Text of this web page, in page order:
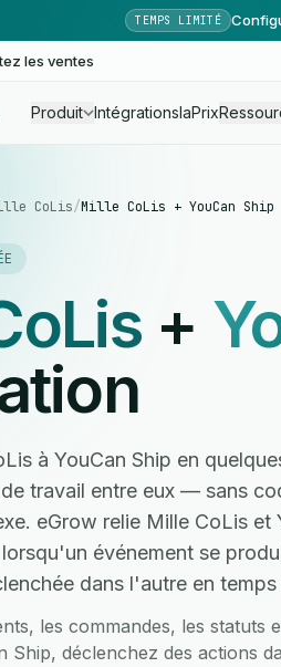
TEMPS LIMITÉ
les ventes
Produit IntégrationsIaPrix
CoLis/Mille CoLis + YouCan Ship
+
à YouCan Ship en
travail entre eux — sans
eGrow relie Mille CoLis et
événement se
dans l'autre en temps
les commandes, les statuts
Ship, déclenchez des actions